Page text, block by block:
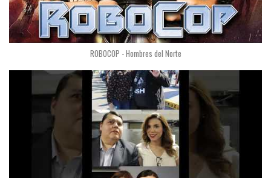
ROBOCOP - Hombres del Norte